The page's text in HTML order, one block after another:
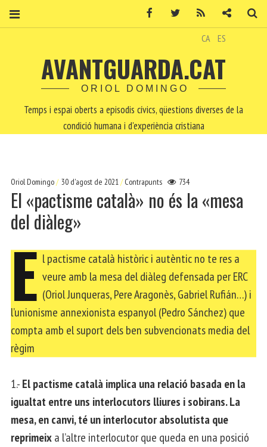
CA ES
AVANTGUARDA.CAT
ORIOL DOMINGO
Temps i espai oberts a episodis cívics, qüestions diverses de la
condició humana i d'experiència cristiana
Oriol Domingo 30 d'agost de 2021 Contrapunts 734
El «pactisme català» no és la «mesa
del diàleg»
E l pactisme català històric i autèntic no te res a
veure amb la mesa del diàleg defensada per ERC
(Oriol Junqueras, Pere Aragonès, Gabriel Rufián…) i
l’unionisme annexionista espanyol (Pedro Sánchez) que
compta amb el suport dels ben subvencionats media del
règim
1.-El pactisme català implica una relació basada en la
igualtat entre uns interlocutors lliures i sobirans. La
mesa, en canvi, té un interlocutor absolutista que
reprimeixa l’altre interlocutor que queda en una posició
Facebook Twitter Contacte